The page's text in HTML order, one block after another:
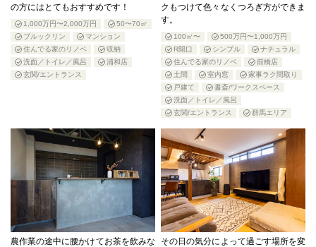
の方にはとてもおすすめです！
1,000万円〜2,000万円
50〜70㎡
ブルックリン
マンション
住んでる家のリノベ
収納
洗面／トイレ／風呂
浦和店
玄関/エントランス
クもつけて色々なくつろぎ方ができま
す。
100㎡〜
500万円〜1,000万円
R開口
シンプル
ナチュラル
住んでる家のリノベ
前橋店
土間
室内窓
家事ラク間取り
戸建て
書斎/ワークスペース
洗面／トイレ／風呂
玄関/エントランス
群馬エリア
農作業の途中に腰かけてお茶を飲みな
その日の気分によって過ごす場所を変